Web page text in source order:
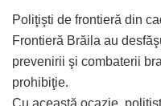
Poliţişti de frontieră din
Frontieră Brăila au
prevenirii şi combaterii
prohibiţie.
Cu această ocazie,